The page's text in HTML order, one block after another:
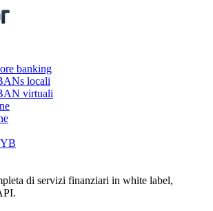
banking
locali
virtuali
di servizi finanziari in white label,